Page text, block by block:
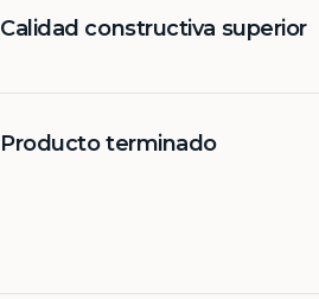
Calidad constructiva superior
Producto terminado